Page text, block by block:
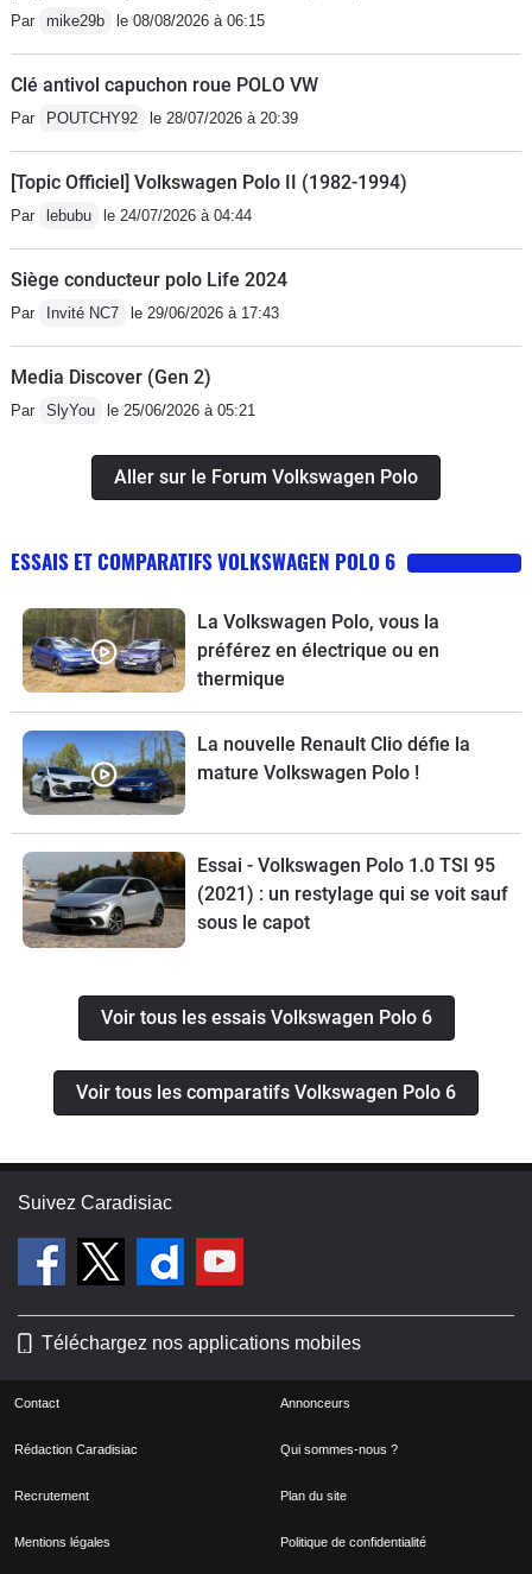
Par mike29b le 08/08/2026 à 06:15
Clé antivol capuchon roue POLO VW
Par POUTCHY92 le 28/07/2026 à 20:39
[Topic Officiel] Volkswagen Polo II (1982-1994)
Par lebubu le 24/07/2026 à 04:44
Siège conducteur polo Life 2024
Par Invité NC7 le 29/06/2026 à 17:43
Media Discover (Gen 2)
Par SlyYou le 25/06/2026 à 05:21
Aller sur le Forum Volkswagen Polo
ESSAIS ET COMPARATIFS VOLKSWAGEN POLO 6
La Volkswagen Polo, vous la
préférez en électrique ou en
thermique
La nouvelle Renault Clio défie la
mature Volkswagen Polo !
Essai - Volkswagen Polo 1.0 TSI 95
(2021) : un restylage qui se voit sauf
sous le capot
Voir tous les essais Volkswagen Polo 6
Voir tous les comparatifs Volkswagen Polo 6
Suivez Caradisiac
Téléchargez nos applications mobiles
Contact Annonceurs
Rédaction Caradisiac Qui sommes-nous ?
Recrutement Plan du site
Mentions légales Politique de confidentialité